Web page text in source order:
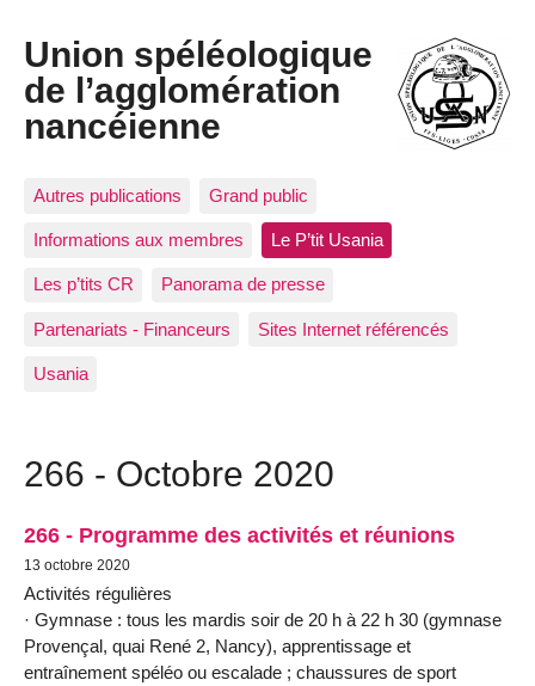
Union spéléologique
de l’agglomération
nancéienne
Autres publications Grand public
Informations aux membres Le P’tit Usania
Les p’tits CR Panorama de presse
Partenariats - Financeurs Sites Internet référencés
Usania
266 - Octobre 2020
266 - Programme des activités et réunions
13 octobre 2020
Activités régulières
· Gymnase : tous les mardis soir de 20 h à 22 h 30 (gymnase
Provençal, quai René 2, Nancy), apprentissage et
entraînement spéléo ou escalade ; chaussures de sport